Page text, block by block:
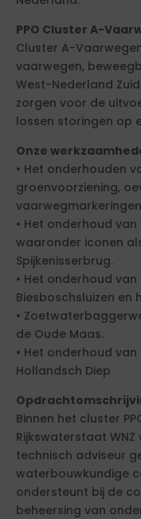
PPO Cluster A-
Cluster A-
vaarwegen,
West-Nederland
zorgen voor de
lossen storingen op
Onze
• Het onderhouden
groenvoorziening,
• Het onderhoud
waaronder iconen
Spijkenisserbrug.
• Het onderhoud
Biesboschsluizen en
•
de Oude Maas.
• Het onderhoud
Hollandsch Diep
Binnen het cluster
Rijkswaterstaat
technisch adviseur
waterbouwkundige
ondersteunt bij de
beheersing van